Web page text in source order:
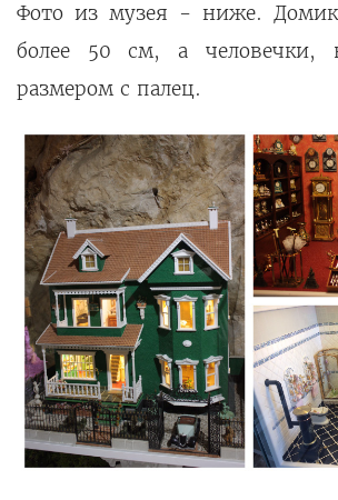
Фото из музея - ниже.
более 50 см, а человечки,
размером с палец.